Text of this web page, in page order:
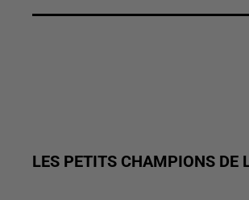
LES PETITS CHAMPIONS DE